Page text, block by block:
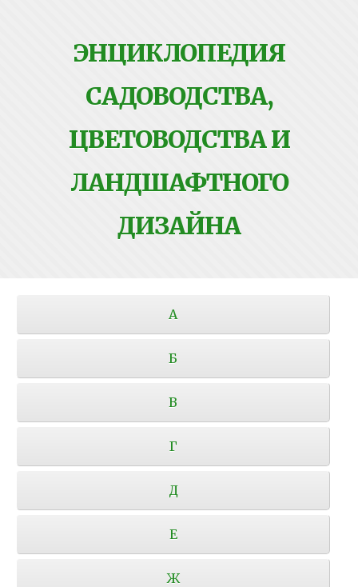
ЭНЦИКЛОПЕДИЯ
САДОВОДСТВА,
ЦВЕТОВОДСТВА И
ЛАНДШАФТНОГО
ДИЗАЙНА
А
Б
В
Г
Д
Е
Ж